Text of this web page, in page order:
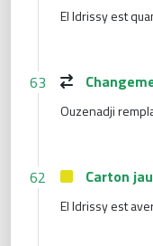
El Idrissy est
63
Ouzenadji
62 Carton
El Idrissy est